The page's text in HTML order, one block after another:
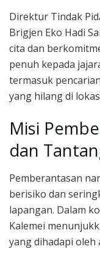
Direktur Tindak
Brigjen Eko Hadi
cita dan
penuh kepada
termasuk
yang hilang di
Misi
dan
Pemberantasan
berisiko dan
lapangan. Dalam
Kalemei
yang dihadapi